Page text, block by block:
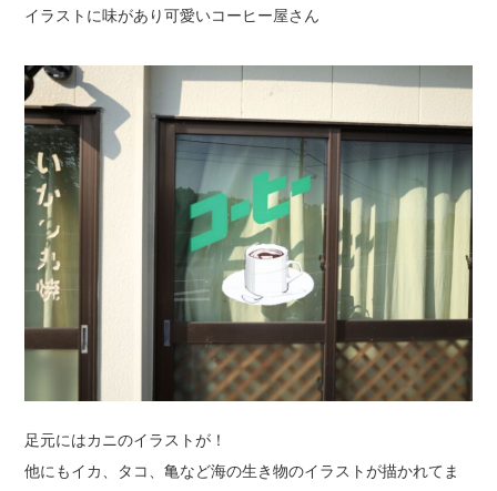
イラストに味があり可愛いコーヒー屋さん
足元にはカニのイラストが！
他にもイカ、タコ、亀など海の生き物のイラストが描かれてま